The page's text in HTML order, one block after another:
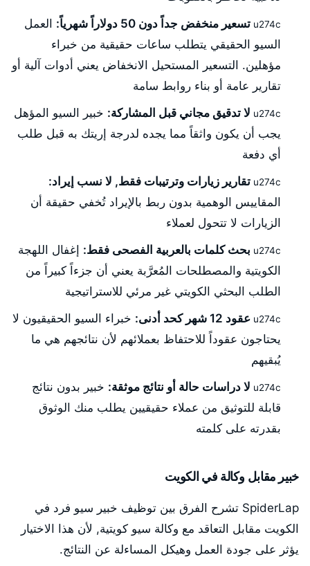
تسعير منخفض جداً دون 50 دولاراً شهرياً:
العمل
السيو الحقيقي يتطلب ساعات حقيقية من خبراء
مؤهلين. التسعير المستحيل الانخفاض يعني أدوات آلية أو
تقارير عامة أو بناء روابط سامة
لا تدقيق مجاني قبل المشاركة: خبير السيو المؤهل
يجب أن يكون واثقاً مما يجده لدرجة إريتك به قبل طلب
أي دفعة
تقارير زيارات وترتيبات فقط, لا نسب إيراد:
المقاييس الوهمية بدون ربط بالإيراد تُخفي حقيقة أن
الزيارات لا تتحول لعملاء
بحث كلمات بالعربية الفصحى فقط: إغفال اللهجة
الكويتية والمصطلحات المُعرَّبة يعني أن جزءاً كبيراً من
الطلب البحثي الكويتي غير مرئي للاستراتيجية
عقود 12 شهر كحد أدنى:
خبراء السيو الحقيقيون لا
يحتاجون عقوداً للاحتفاظ بعملائهم لأن نتائجهم هي ما
يُبقيهم
لا دراسات حالة أو نتائج موثقة: خبير بدون نتائج
قابلة للتوثيق من عملاء حقيقيين يطلب منك الوثوق
بقدرته على كلمته
خبير مقابل وكالة في الكويت
SpiderLap تشرح الفرق بين توظيف خبير سيو فرد في
الكويت مقابل التعاقد مع وكالة سيو كويتية, لأن هذا الاختيار
يؤثر على جودة العمل وهيكل المساءلة عن النتائج.